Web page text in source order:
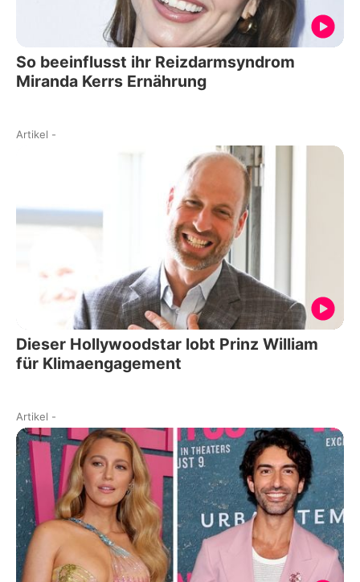
So beeinflusst ihr Reizdarmsyndrom
Miranda Kerrs Ernährung
Artikel -
Dieser Hollywoodstar lobt Prinz William
für Klimaengagement
Artikel -